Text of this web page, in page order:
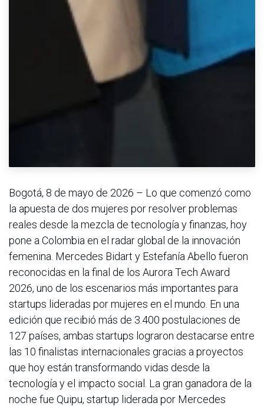
Bogotá, 8 de mayo de 2026 – Lo que comenzó como
la apuesta de dos mujeres por resolver problemas
reales desde la mezcla de tecnología y finanzas, hoy
pone a Colombia en el radar global de la innovación
femenina. Mercedes Bidart y Estefanía Abello fueron
reconocidas en la final de los Aurora Tech Award
2026, uno de los escenarios más importantes para
startups lideradas por mujeres en el mundo. En una
edición que recibió más de 3.400 postulaciones de
127 países, ambas startups lograron destacarse entre
las 10 finalistas internacionales gracias a proyectos
que hoy están transformando vidas desde la
tecnología y el impacto social. La gran ganadora de la
noche fue Quipu, startup liderada por Mercedes